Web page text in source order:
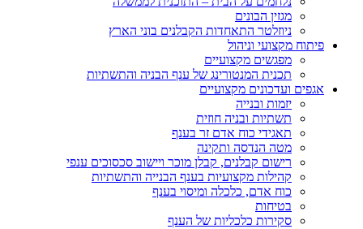
מגזין הבונים
ניוזלטר התאחדות הקבלנים בוני הארץ
פיתוח מקצועי וניהול
מפגשים מקצועיים
תכנית המנטורינג של ענף הבניה והתשתיות
אגפים ועדכונים מקצועיים
יזמות ובנייה
תשתיות ובניה חוזית
תאגידי כוח אדם זר בענף
מטה הנדסה ותקינה
רישום קבלנים, קבלן מוכר ויישוב סכסוכים ענפי
קהילות מקצועיות בענף הבנייה והתשתיות
כוח אדם, כלכלה ומיסוי בענף
בטיחות
סקירות כלכליות של הענף